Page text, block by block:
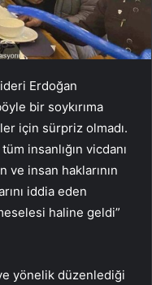
Erdoğan
bir soykırıma
için sürpriz olmadı.
insanlığın vicdanı
ve insan haklarının
iddia eden
haline geldi”
yönelik düzenlediği